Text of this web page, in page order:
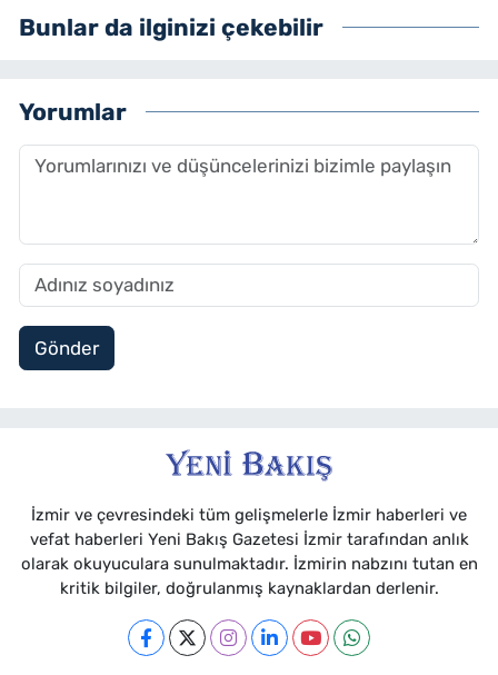
Bunlar da ilginizi çekebilir
Yorumlar
Gönder
İzmir ve çevresindeki tüm gelişmelerle İzmir haberleri ve
vefat haberleri Yeni Bakış Gazetesi İzmir tarafından anlık
olarak okuyuculara sunulmaktadır. İzmirin nabzını tutan en
kritik bilgiler, doğrulanmış kaynaklardan derlenir.